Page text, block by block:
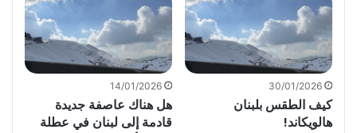
30/01/2026
كيف الطقس بلبنان
هالويكاند!
14/01/2026
هل هناك عاصفة جديدة
قادمة إلى لبنان في عطلة